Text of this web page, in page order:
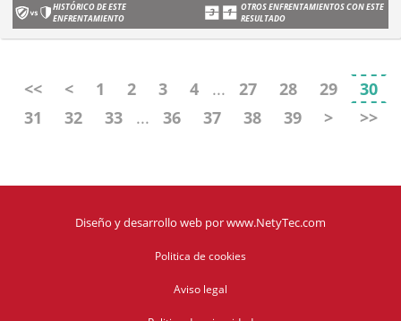
HISTÓRICO DE ESTE
ENFRENTAMIENTO
OTROS ENFRENTAMIENTOS CON ESTE
RESULTADO
<< < 1 2 3 4 ... 27 28 29
30
31
32 33 ... 36 37 38 39 > >>
Diseño y desarrollo web porwww.NetyTec.com
Politica de cookies
Aviso legal